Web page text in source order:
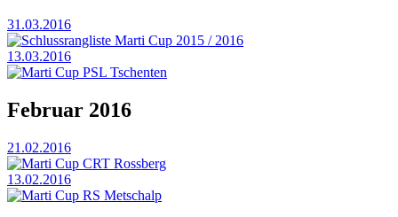
31.03.2016
Schlussrangliste Marti Cup 2015 / 2016
13.03.2016
Marti Cup PSL Tschenten
Februar 2016
21.02.2016
Marti Cup CRT Rossberg
13.02.2016
Marti Cup RS Metschalp